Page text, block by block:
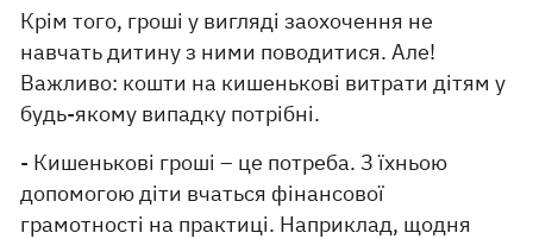
Крім того, гроші у вигляді заохочення не
навчать дитину з ними поводитися. Але!
Важливо: кошти на кишенькові витрати дітям у
будь-якому випадку потрібні.
- Кишенькові гроші – це потреба. З їхньою
допомогою діти вчаться фінансової
грамотності на практиці. Наприклад, щодня